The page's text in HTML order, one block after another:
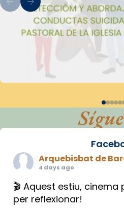
Arquebisbat de
4 days ago
🎬 Aquest estiu,
per reflexionar!